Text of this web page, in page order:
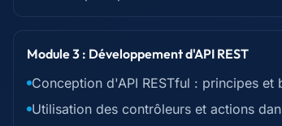
Module 3 : Développement d'API REST
Conception d'API RESTful : principes et
Utilisation des contrôleurs et actions